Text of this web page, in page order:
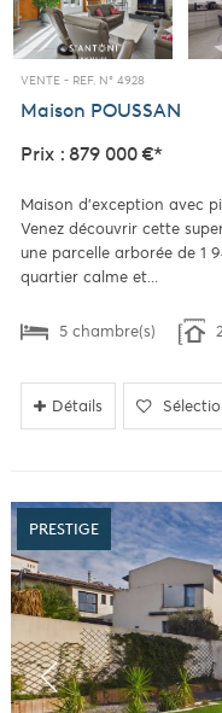
VENTE - REF. N° 4928
Maison POUSSAN
Prix : 879 000 €*
Maison d’exception avec
Venez découvrir cette
une parcelle arborée de 1
quartier calme et...
5 chambre(s)
Détails
PRESTIGE